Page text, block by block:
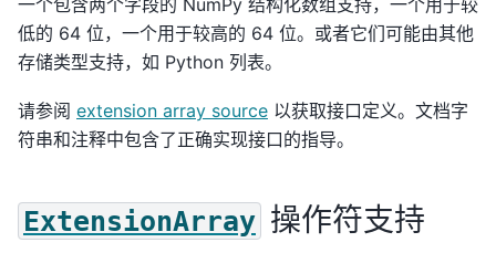
低的 64 位，一个用于较高的 64 位。或者它们可能由其他
存储类型支持，如 Python 列表。
请参阅 extension array source 以获取接口定义。文档字
符串和注释中包含了正确实现接口的指导。
ExtensionArray 操作符支持